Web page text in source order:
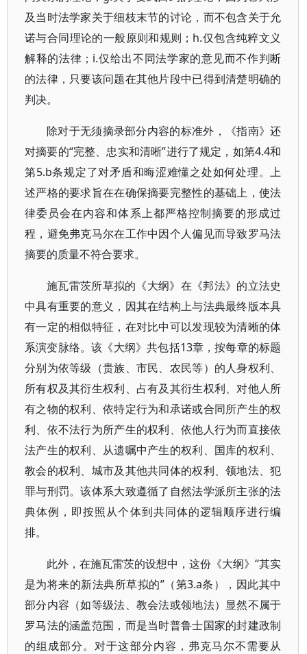
及当时法学家关于细枝末节的讨论，而不包含关于允
诺与合同理论的一般原则和规则；h.仅包含纯粹文义
解释的法律；i.仅给出不同法学家的意见而不作判断
的法律，只要该问题在其他片段中已得到清楚明确的
判决。
除对于无须摘录部分内容的标准外，《指南》还
对摘要的“完整、忠实和清晰”进行了规定，如第4.4和
第5.b条规定了对矛盾和晦涩难懂之处如何处理。上
述严格的要求旨在在确保摘要完整性的基础上，使法
律委员会在内容和体系上都严格控制摘要的形成过
程，避免弗克马尔在工作中因个人偏见而导致罗马法
摘要的质量不符合要求。
施瓦雷茨所草拟的《大纲》在《邦法》的立法史
中具有重要的意义，因其在结构上与法典最终版本具
有一定的相似特征，在对比中可以发现较为清晰的体
系演变脉络。该《大纲》共包括13章，按每章的标题
分别为依等级（贵族、市民、农民等）的人身权利、
所有权及其衍生权利、占有及其衍生权利、对他人所
有之物的权利、依特定行为和承诺或合同所产生的权
利、依不法行为所产生的权利、依他人行为而直接依
法产生的权利、从遗嘱中产生的权利、国库的权利、
教会的权利、城市及其他共同体的权利、领地法、犯
罪与刑罚。该体系大致遵循了自然法学派所主张的法
典体例，即按照从个体到共同体的逻辑顺序进行编
排。
此外，在施瓦雷茨的设想中，这份《大纲》“其实
是为将来的新法典所草拟的”（第3.a条），因此其中
部分内容（如等级法、教会法或领地法）显然不属于
罗马法的涵盖范围，而是当时普鲁士国家的封建政制
的组成部分。对于这部分内容，弗克马尔不需要从